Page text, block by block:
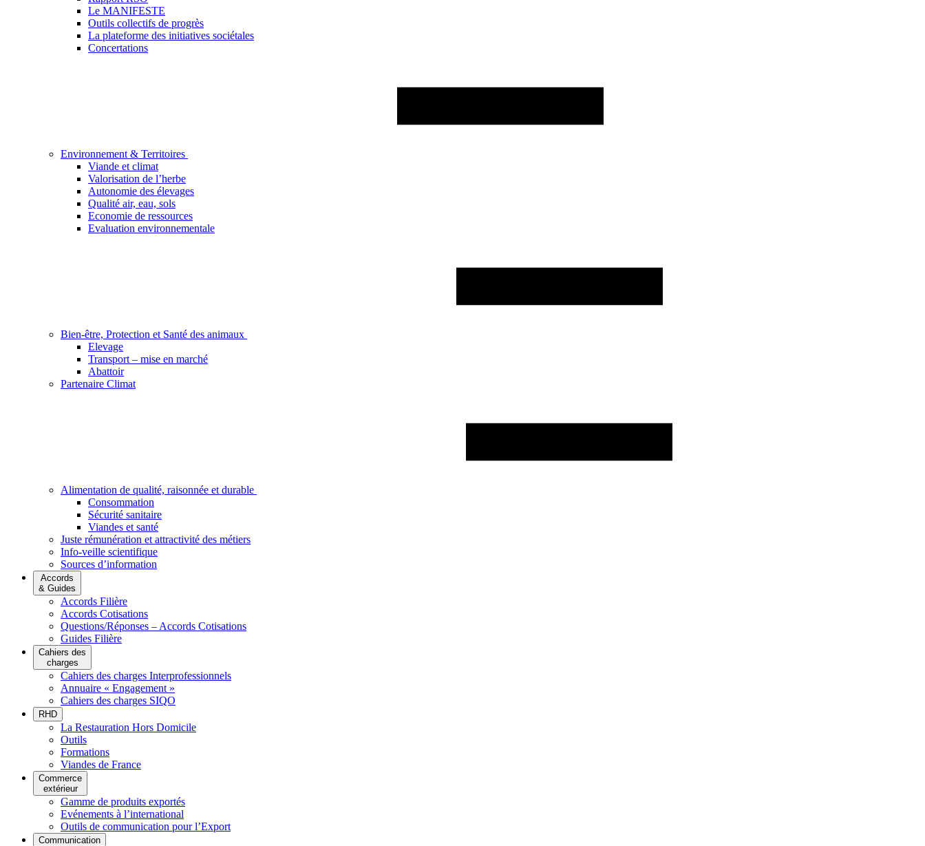
Le MANIFESTE
Outils collectifs de progrès
La plateforme des initiatives sociétales
Concertations
Environnement & Territoires
Viande et climat
Valorisation de l’herbe
Autonomie des élevages
Qualité air, eau, sols
Economie de ressources
Evaluation environnementale
Bien-être, Protection et Santé des animaux
Elevage
Transport – mise en marché
Abattoir
Partenaire Climat
Alimentation de qualité, raisonnée et durable
Consommation
Sécurité sanitaire
Viandes et santé
Juste rémunération et attractivité des métiers
Info-veille scientifique
Sources d’information
Accords
& Guides
Accords Filière
Accords Cotisations
Questions/Réponses – Accords Cotisations
Guides Filière
Cahiers des
charges
Cahiers des charges Interprofessionnels
Annuaire « Engagement »
Cahiers des charges SIQO
RHD
La Restauration Hors Domicile
Outils
Formations
Viandes de France
Commerce
extérieur
Gamme de produits exportés
Evénements à l’international
Outils de communication pour l’Export
Communication